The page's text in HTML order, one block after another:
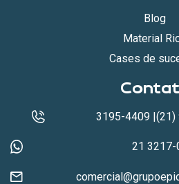
Blog
Material
Cases de
3195-4409 |(21)
21 3217-